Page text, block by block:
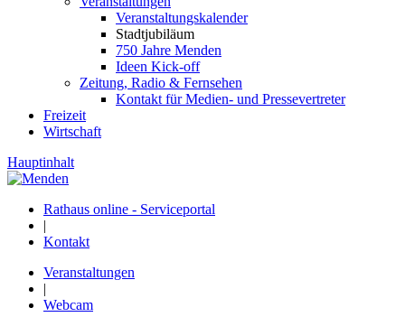
Veranstaltungskalender
Stadtjubiläum
750 Jahre Menden
Ideen Kick-off
Zeitung, Radio & Fernsehen
Kontakt für Medien- und Pressevertreter
Freizeit
Wirtschaft
Hauptinhalt
Rathaus online - Serviceportal
|
Kontakt
Veranstaltungen
|
Webcam